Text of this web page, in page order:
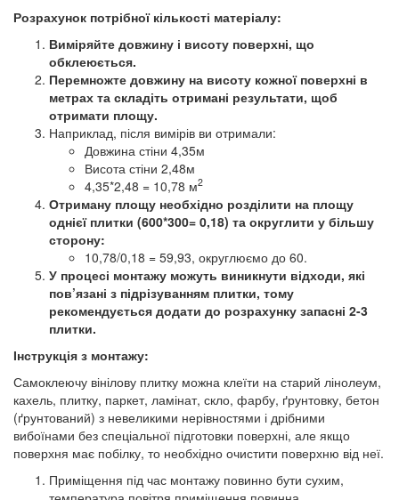
Розрахунок потрібної кількості матеріалу:
Виміряйте довжину і висоту поверхні, що
обклеюється.
Перемножте довжину на висоту кожної поверхні в
метрах та складіть отримані результати, щоб
отримати площу.
Наприклад, після вимірів ви отримали:
Довжина стіни 4,35м
Висота стіни 2,48м
4,35*2,48 = 10,78 м2
Отриману площу необхідно розділити на площу
однієї плитки (600*300= 0,18) та округлити у більшу
сторону:
10,78/0,18 = 59,93, округлюємо до 60.
У процесі монтажу можуть виникнути відходи, які
пов’язані з підрізуванням плитки, тому
рекомендується додати до розрахунку запасні 2-3
плитки.
Інструкція з монтажу:
Самоклеючу вінілову плитку можна клеїти на старий лінолеум,
кахель, плитку, паркет, ламінат, скло, фарбу, ґрунтовку, бетон
(ґрунтований) з невеликими нерівностями і дрібними
вибоїнами без спеціальної підготовки поверхні, але якщо
поверхня має побілку, то необхідно очистити поверхню від неї.
Приміщення під час монтажу повинно бути сухим,